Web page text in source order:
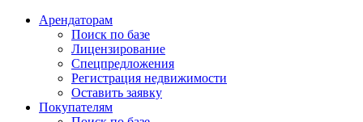
Арендаторам
Поиск по базе
Лицензирование
Спецпредложения
Регистрация недвижимости
Оставить заявку
Покупателям